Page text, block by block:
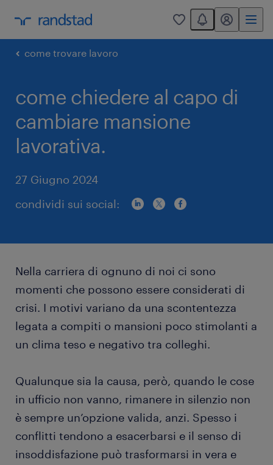
0
You have 0
my randstad
come trovare lavoro
come chiedere al capo di
cambiare mansione
lavorativa.
27 Giugno 2024
condividi sui social:
Nella carriera di ognuno di noi ci sono
momenti che possono essere considerati di
crisi. I motivi variano da una scontentezza
legata a compiti o mansioni poco stimolanti a
un clima teso e negativo tra colleghi.
Qualunque sia la causa, però, quando le cose
in ufficio non vanno, rimanere in silenzio non
è sempre un’opzione valida, anzi. Spesso i
conflitti tendono a esacerbarsi e il senso di
insoddisfazione può trasformarsi in vera e